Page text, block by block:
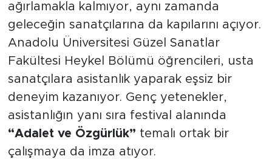
ağırlamakla kalmıyor, aynı zamanda
geleceğin sanatçılarına da kapılarını açıyor.
Anadolu Üniversitesi Güzel Sanatlar
Fakültesi Heykel Bölümü öğrencileri, usta
sanatçılara asistanlık yaparak eşsiz bir
deneyim kazanıyor. Genç yetenekler,
asistanlığın yanı sıra festival alanında
“Adalet ve Özgürlük” temalı ortak bir
çalışmaya da imza atıyor.